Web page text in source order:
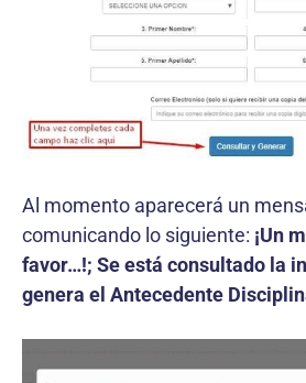
Al momento aparecerá un
comunicando lo siguiente: ¡Un
favor…!; Se está consultado la
genera el Antecedente